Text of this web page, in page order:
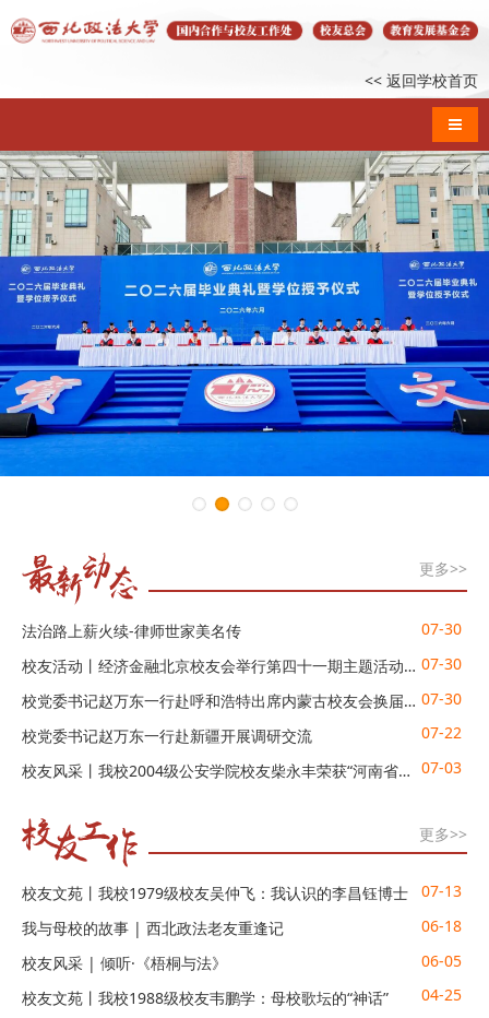
<< 返回学校首页
导航
更多>>
法治路上薪火续-律师世家美名传
07-30
校友活动丨经济金融北京校友会举行第四十一期主题活动：筑牢隐私防护屏障 凝聚校友协同力量 07-30
校党委书记赵万东一行赴呼和浩特出席内蒙古校友会换届大会并签署战略合作协议 07-30
校党委书记赵万东一行赴新疆开展调研交流
07-22
校友风采丨我校2004级公安学院校友柴永丰荣获“河南省优秀共产党员”称号 07-03
更多>>
校友文苑丨我校1979级校友吴仲飞：我认识的李昌钰博士
07-13
我与母校的故事 | 西北政法老友重逢记
06-18
校友风采 | 倾听·《梧桐与法》
06-05
校友文苑丨我校1988级校友韦鹏学：母校歌坛的“神话”
04-25